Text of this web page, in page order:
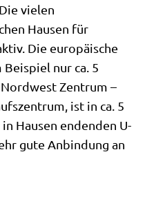
vielen
Hausen für
Die europäische
Beispiel nur ca. 5
Zentrum –
ist in ca. 5
Hausen endenden U-
gute Anbindung an